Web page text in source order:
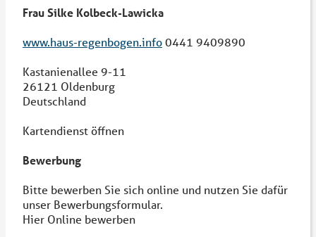
Frau Silke Kolbeck-Lawicka
www.haus-regenbogen.info0441 9409890
Kastanienallee 9-11
26121 Oldenburg
Deutschland
Kartendienst öffnen
Bewerbung
Bitte bewerben Sie sich online und nutzen Sie dafür
unser Bewerbungsformular.
Hier Online bewerben